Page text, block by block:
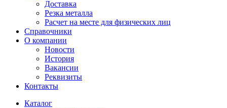
Доставка
Резка металла
Расчет на месте для физических лиц
Справочники
О компании
Новости
История
Вакансии
Реквизиты
Контакты
Каталог